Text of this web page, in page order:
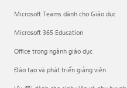
Microsoft Teams dành cho Giáo dục
Microsoft 365 Education
Office trong ngành giáo dục
Đào tạo và phát triển giảng viên